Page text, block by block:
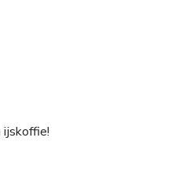
ijskoffie!